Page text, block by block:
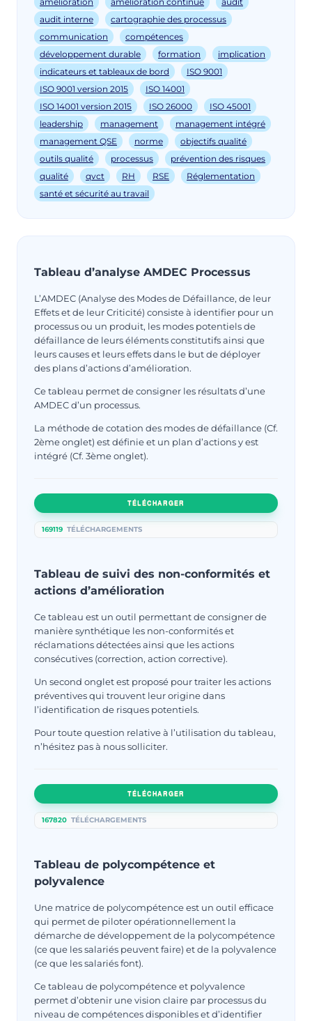
audit interne
cartographie des processus
communication
compétences
développement durable
formation
implication
indicateurs et tableaux de bord
ISO 9001
ISO 9001 version 2015
ISO 14001
ISO 14001 version 2015
ISO 26000
ISO 45001
leadership
management
management intégré
management QSE
norme
objectifs qualité
outils qualité
processus
prévention des risques
qualité
qvct RH RSE
Réglementation
santé et sécurité au travail
Tableau d’analyse AMDEC Processus
L’AMDEC (Analyse des Modes de Défaillance, de leur
Effets et de leur Criticité) consiste à identifier pour un
processus ou un produit, les modes potentiels de
défaillance de leurs éléments constitutifs ainsi que
leurs causes et leurs effets dans le but de déployer
des plans d’actions d’amélioration.
Ce tableau permet de consigner les résultats d’une
AMDEC d’un processus.
La méthode de cotation des modes de défaillance (Cf.
2ème onglet) est définie et un plan d’actions y est
intégré (Cf. 3ème onglet).
TÉLÉCHARGER
169119 TÉLÉCHARGEMENTS
Tableau de suivi des non-conformités et
actions d’amélioration
Ce tableau est un outil permettant de consigner de
manière synthétique les non-conformités et
réclamations détectées ainsi que les actions
consécutives (correction, action corrective).
Un second onglet est proposé pour traiter les actions
préventives qui trouvent leur origine dans
l’identification de risques potentiels.
Pour toute question relative à l’utilisation du tableau,
n’hésitez pas à nous solliciter.
TÉLÉCHARGER
167820 TÉLÉCHARGEMENTS
Tableau de polycompétence et
polyvalence
Une matrice de polycompétence est un outil efficace
qui permet de piloter opérationnellement la
démarche de développement de la polycompétence
(ce que les salariés peuvent faire) et de la polyvalence
(ce que les salariés font).
Ce tableau de polycompétence et polyvalence
permet d’obtenir une vision claire par processus du
niveau de compétences disponibles et d’identifier